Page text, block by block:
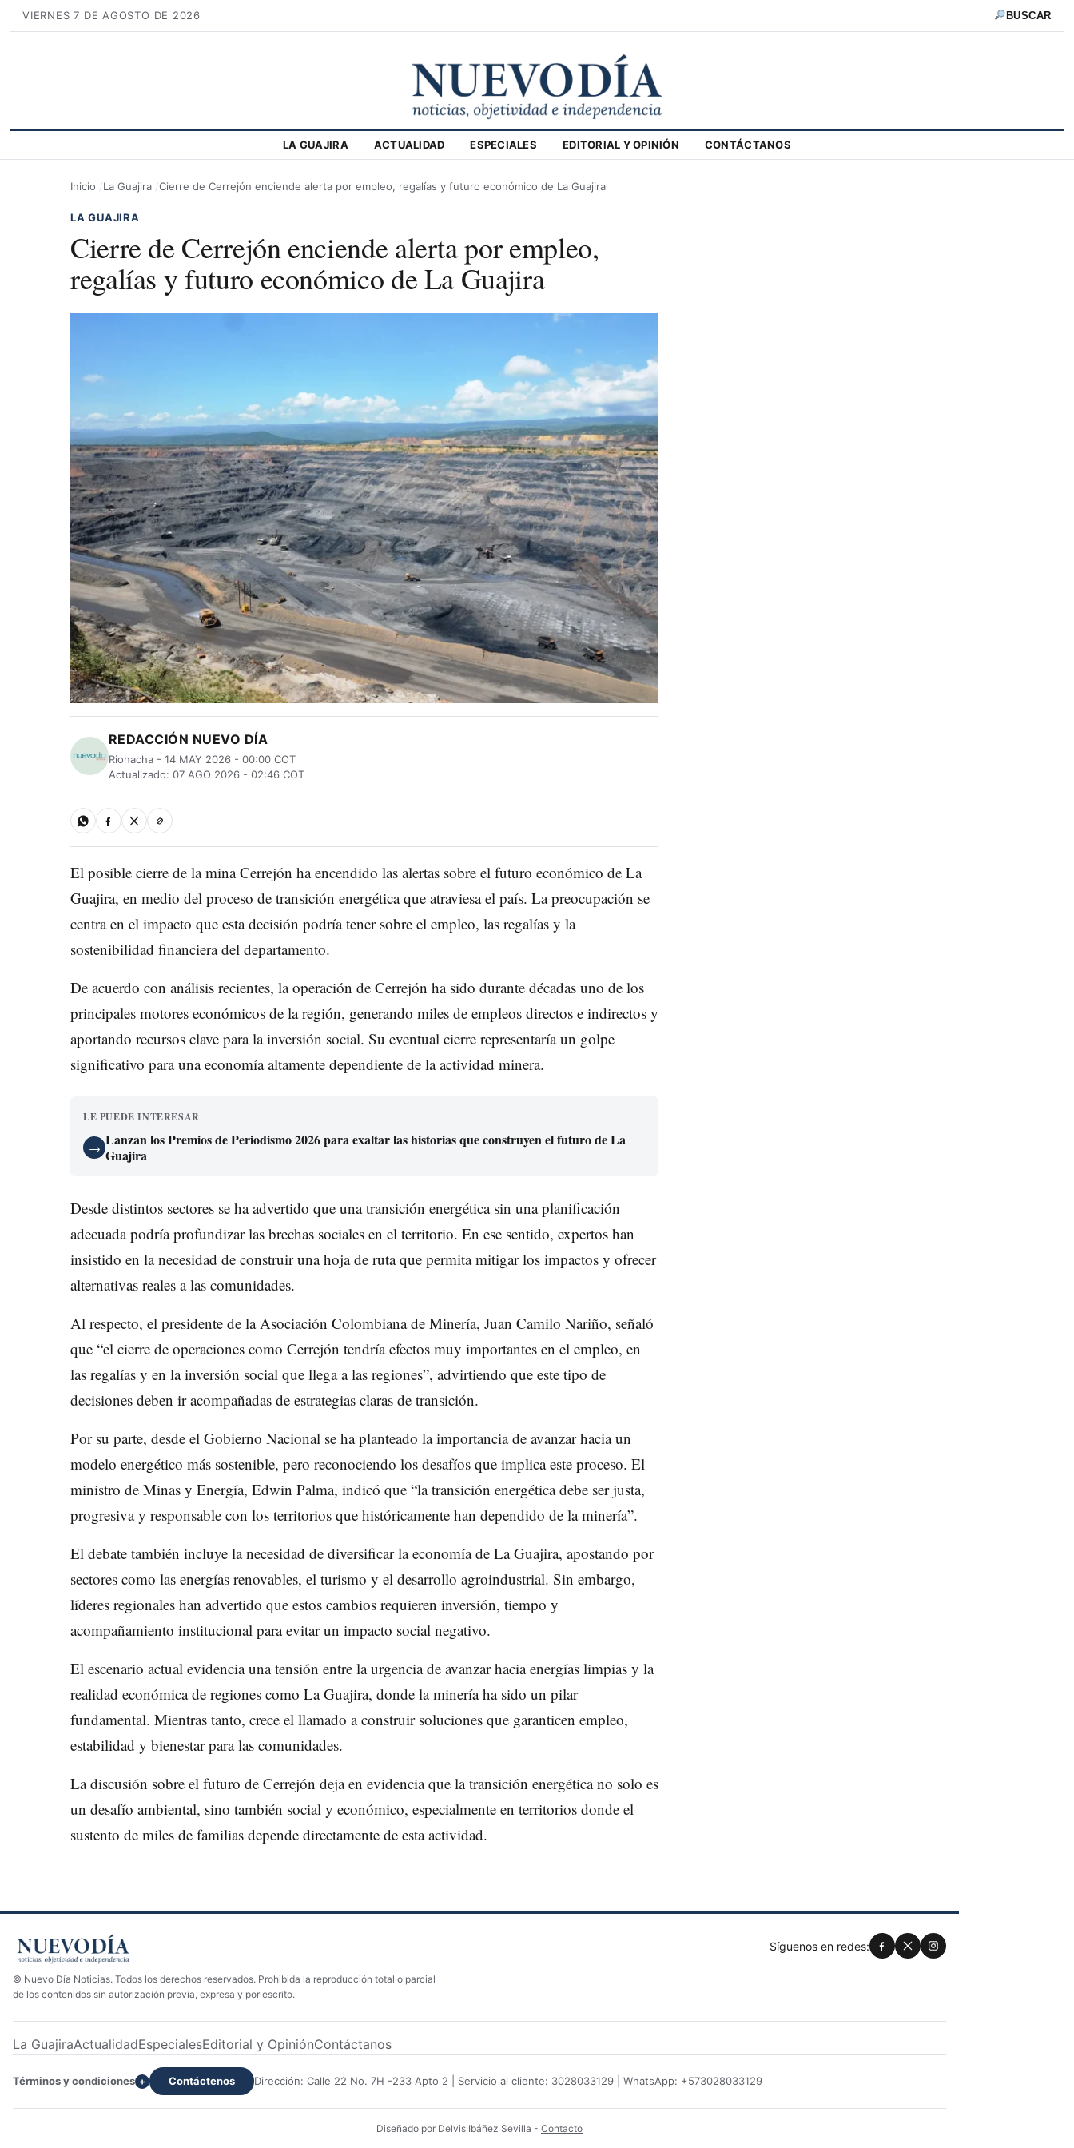
VIERNES 7 DE AGOSTO DE 2026 BUSCAR
LA GUAJIRA ACTUALIDAD ESPECIALES EDITORIAL Y OPINIÓN CONTÁCTANOS
Inicio La Guajira Cierre de Cerrejón enciende alerta por empleo, regalías y futuro económico de La Guajira
LA GUAJIRA
Cierre de Cerrejón enciende alerta por empleo,
regalías y futuro económico de La Guajira
REDACCIÓN NUEVO DÍA
Riohacha - 14 MAY 2026 - 00:00 COT
Actualizado: 07 AGO 2026 - 02:46 COT
El posible cierre de la mina Cerrejón ha encendido las alertas sobre el futuro económico de La
Guajira, en medio del proceso de transición energética que atraviesa el país. La preocupación se
centra en el impacto que esta decisión podría tener sobre el empleo, las regalías y la
sostenibilidad financiera del departamento.
De acuerdo con análisis recientes, la operación de Cerrejón ha sido durante décadas uno de los
principales motores económicos de la región, generando miles de empleos directos e indirectos y
aportando recursos clave para la inversión social. Su eventual cierre representaría un golpe
significativo para una economía altamente dependiente de la actividad minera.
LE PUEDE INTERESAR
→ Lanzan los Premios de Periodismo 2026 para exaltar las historias que construyen el futuro de La
Guajira
Desde distintos sectores se ha advertido que una transición energética sin una planificación
adecuada podría profundizar las brechas sociales en el territorio. En ese sentido, expertos han
insistido en la necesidad de construir una hoja de ruta que permita mitigar los impactos y ofrecer
alternativas reales a las comunidades.
Al respecto, el presidente de la Asociación Colombiana de Minería, Juan Camilo Nariño, señaló
que “el cierre de operaciones como Cerrejón tendría efectos muy importantes en el empleo, en
las regalías y en la inversión social que llega a las regiones”, advirtiendo que este tipo de
decisiones deben ir acompañadas de estrategias claras de transición.
Por su parte, desde el Gobierno Nacional se ha planteado la importancia de avanzar hacia un
modelo energético más sostenible, pero reconociendo los desafíos que implica este proceso. El
ministro de Minas y Energía, Edwin Palma, indicó que “la transición energética debe ser justa,
progresiva y responsable con los territorios que históricamente han dependido de la minería”.
El debate también incluye la necesidad de diversificar la economía de La Guajira, apostando por
sectores como las energías renovables, el turismo y el desarrollo agroindustrial. Sin embargo,
líderes regionales han advertido que estos cambios requieren inversión, tiempo y
acompañamiento institucional para evitar un impacto social negativo.
El escenario actual evidencia una tensión entre la urgencia de avanzar hacia energías limpias y la
realidad económica de regiones como La Guajira, donde la minería ha sido un pilar
fundamental. Mientras tanto, crece el llamado a construir soluciones que garanticen empleo,
estabilidad y bienestar para las comunidades.
La discusión sobre el futuro de Cerrejón deja en evidencia que la transición energética no solo es
un desafío ambiental, sino también social y económico, especialmente en territorios donde el
sustento de miles de familias depende directamente de esta actividad.
© Nuevo Día Noticias. Todos los derechos reservados. Prohibida la reproducción total o parcial
de los contenidos sin autorización previa, expresa y por escrito.
Síguenos en redes:
La GuajiraActualidadEspecialesEditorial y OpiniónContáctanos
Términos y condiciones + Contáctenos Dirección: Calle 22 No. 7H -233 Apto 2 | Servicio al cliente: 3028033129 | WhatsApp: +573028033129
Diseñado por Delvis Ibáñez Sevilla - Contacto